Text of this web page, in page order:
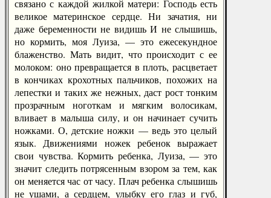
связано с каждой жилкой матери: Господь есть
великое материнское сердце. Ни зачатия, ни
даже беременности не видишь И не слышишь,
но кормить, моя Луиза, — это ежесекундное
блаженство. Мать видит, что происходит с ее
молоком: оно превращается в плоть, расцветает
в кончиках крохотных пальчиков, похожих на
лепестки и таких же нежных, даст рост тонким
прозрачным ноготкам и мягким волосикам,
вливает в малыша силу, и он начинает сучить
ножками. О, детские ножки — ведь это целый
язык. Движениями ножек ребенок выражает
свои чувства. Кормить ребенка, Луиза, — это
значит следить потрясенным взором за тем, как
он меняется час от часу. Плач ребенка слышишь
не ушами, а сердцем, улыбку его глаз и губ,